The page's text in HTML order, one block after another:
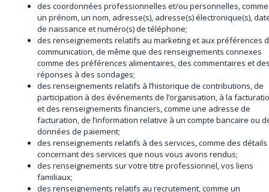
des coordonnées professionnelles et/ou personnelles, comme
un prénom, un nom, adresse(s), adresse(s) électronique(s),
de naissance et numéro(s) de téléphone;
des renseignements relatifs au marketing et aux préférences
communication, de même que des renseignements connexes
comme des préférences alimentaires, des commentaires et
réponses à des sondages;
des renseignements relatifs à l’historique de contributions, de
participation à des événements de l’organisation, à la
et des renseignements financiers, comme une adresse de
facturation, de l’information relative à un compte bancaire ou
données de paiement;
des renseignements relatifs à des services, comme des détails
concernant des services que nous vous avons rendus;
des renseignements sur votre titre professionnel, vos liens
familiaux;
des renseignements relatifs au recrutement, comme un